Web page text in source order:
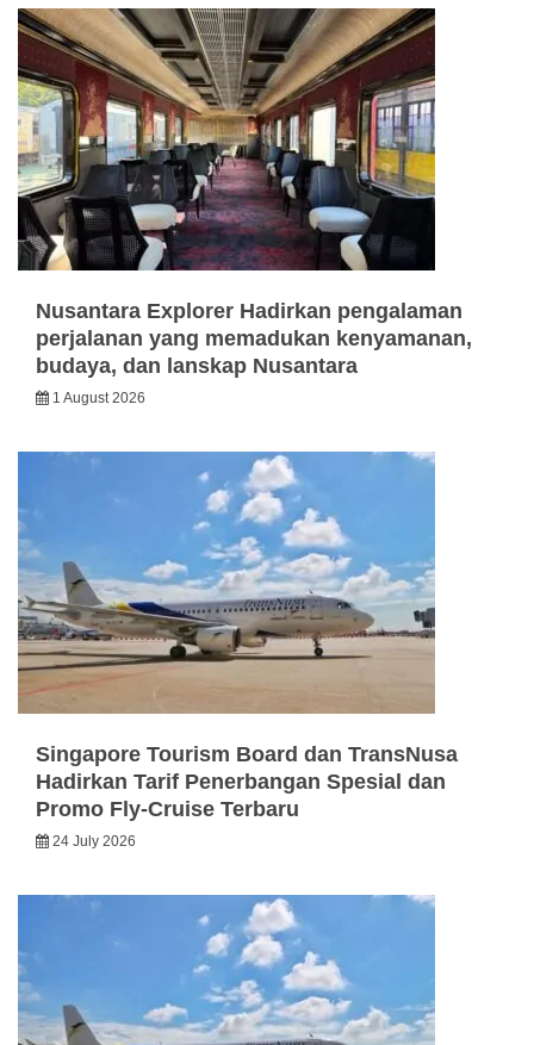
Nusantara Explorer Hadirkan pengalaman
perjalanan yang memadukan kenyamanan,
budaya, dan lanskap Nusantara
1 August 2026
Singapore Tourism Board dan TransNusa
Hadirkan Tarif Penerbangan Spesial dan
Promo Fly-Cruise Terbaru
24 July 2026